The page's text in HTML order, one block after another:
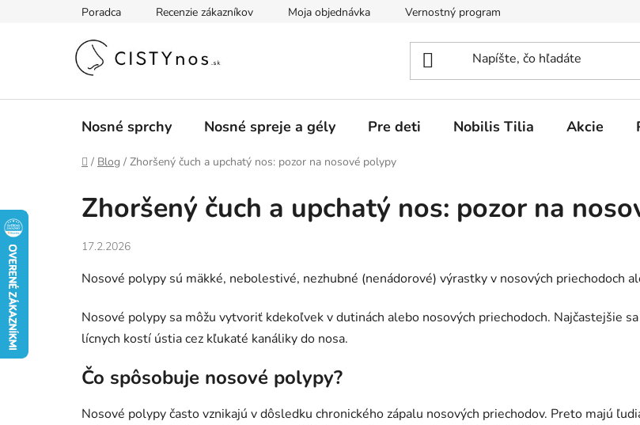
Poradca Recenzie zákazníkov Moja objednávka Vernostný program
Nosné sprchy Nosné spreje a gély Pre deti Nobilis Tilia Akcie
Domov
/ Blog / Zhoršený čuch a upchatý nos: pozor na nosové polypy
Zhoršený čuch a upchatý nos: pozor na
17.2.2026
Nosové polypy sú mäkké, nebolestivé, nezhubné (nenádorové) výrastky v nosových priechodoch
Nosové polypy sa môžu vytvoriť kdekoľvek v dutinách alebo nosových priechodoch. Najčastejšie
lícnych kostí ústia cez kľukaté kanáliky do nosa.
Čo spôsobuje nosové polypy?
Nosové polypy často vznikajú v dôsledku chronického zápalu nosových priechodov. Preto majú